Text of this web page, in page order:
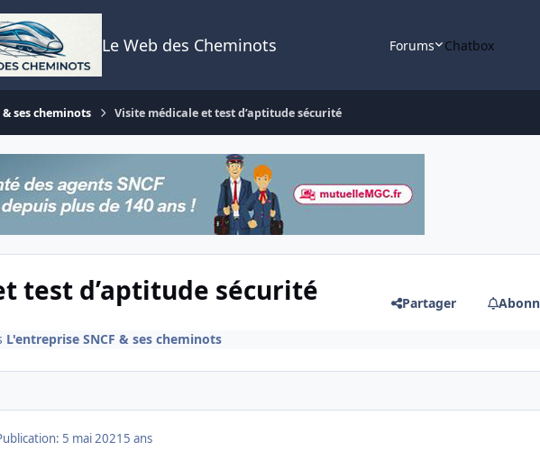
Le Web des Cheminots Forums Chatbox
& ses cheminots Visite médicale et test d’aptitude sécurité
test d’aptitude sécurité Partager
L'entreprise SNCF & ses cheminots
5 mai 2021 5 ans